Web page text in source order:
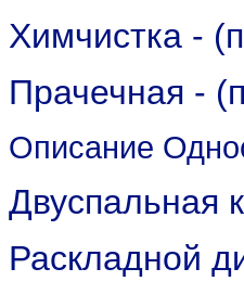
Химчистка -
Прачечная -
Описание
Двуспальная
Раскладной